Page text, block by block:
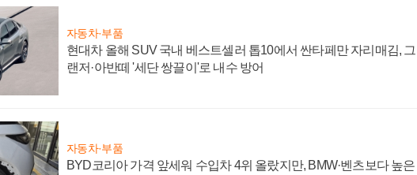
자동차·부품
현대차 올해 SUV 국내 베스트셀러 톱10에서 싼타페만 자리매김, 그
랜저·아반떼 '세단 쌍끌이'로 내수 방어
자동차·부품
BYD코리아 가격 앞세워 수입차 4위 올랐지만, BMW·벤츠보다 높은